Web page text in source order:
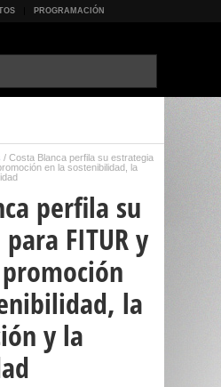
PROGRAMACIÓN
/ Costa Blanca perfila su estrategia
en la sostenibilidad, la
perfila su
FITUR y
la
y la